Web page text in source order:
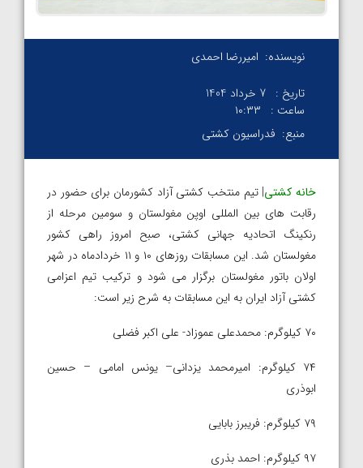
نویسنده: امیررضا احمدی
تاریخ : 7 خرداد 1404
ساعت :
۱۰:۳۳
منبع: فدراسیون کشتی
خانه کشتی| تیم منتخب کشتی آزاد کشورمان برای حضور در
رقابت های بین المللی اوپن مغولستان و سومین مرحله از
رنکینگ اتحادیه جهانی کشتی، صبح امروز راهی کشور
مغولستان شد. این مسابقات روزهای ۱۰ و ۱۱ خردادماه در شهر
اولان باتور مغولستان برگزار می شود و ترکیب تیم اعزامی
کشتی آزاد ایران به این مسابقات به شرح زیر است:
۷۰ کیلوگرم: محمدعلی عموزاد- علی اکبر فضلی
۷۴ کیلوگرم: امیرمحمد یزدانی– یونس امامی – حسین
ابوذری
۷۹ کیلوگرم: فریبرز بابایی
۹۷ کیلوگرم: احمد بذری